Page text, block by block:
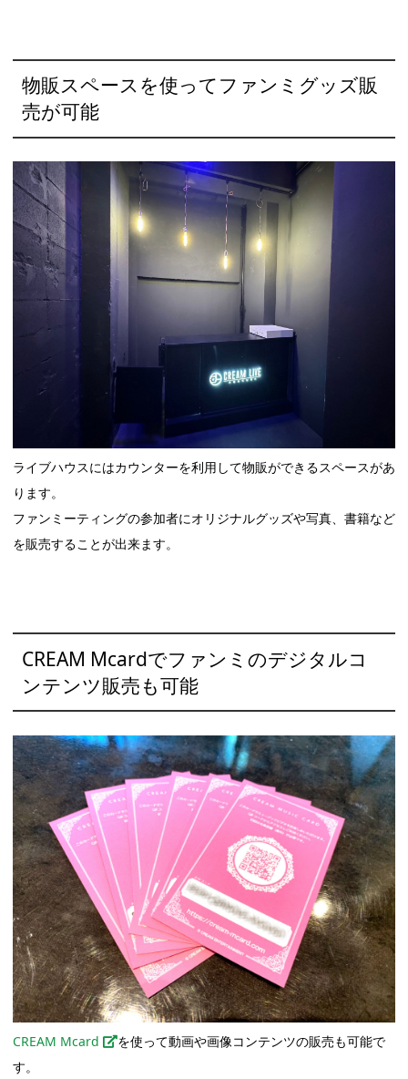
物販スペースを使ってファンミグッズ販
売が可能
ライブハウスにはカウンターを利用して物販ができるスペースがあ
ります。
ファンミーティングの参加者にオリジナルグッズや写真、書籍など
を販売することが出来ます。
CREAM Mcardでファンミのデジタルコ
ンテンツ販売も可能
CREAM Mcard
を使って動画や画像コンテンツの販売も可能で
す。